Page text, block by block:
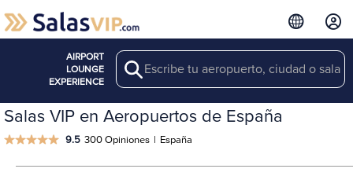
AIRPORT
LOUNGE
EXPERIENCE
Search
Salas VIP en Aeropuertos de España
9.5 300 Opiniones | España